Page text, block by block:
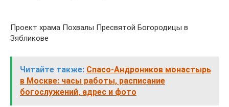
Проект храма Похвалы Пресвятой Богородицы в
Зябликове
Читайте также: Спасо-Андроников монастырь
в Москве: часы работы, расписание
богослужений, адрес и фото